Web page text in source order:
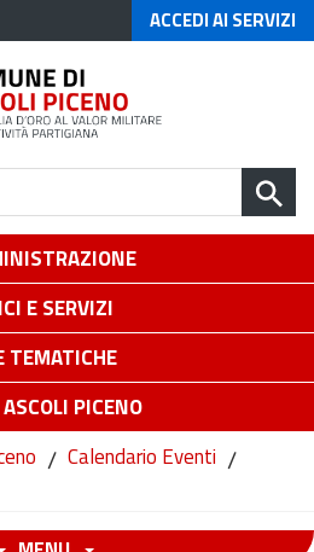
ACCEDI AI SERVIZI
E SERVIZI
TEMATICHE
PICENO
/ Calendario Eventi /